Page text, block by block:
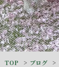
TOP ブログ